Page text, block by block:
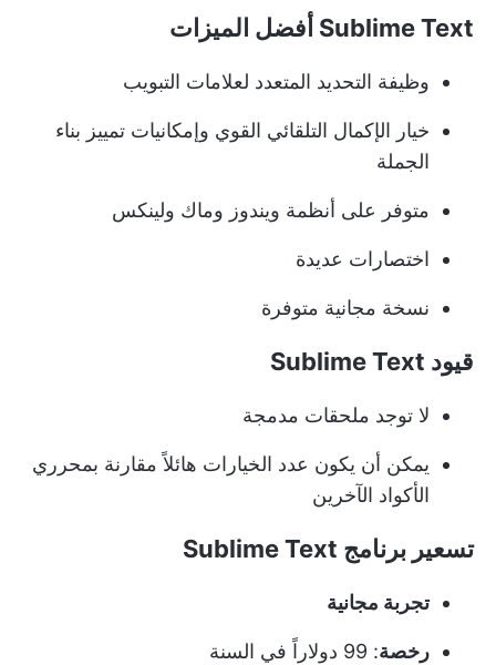
Sublime Text أفضل الميزات
وظيفة التحديد المتعدد لعلامات التبويب
خيار الإكمال التلقائي القوي وإمكانيات تمييز بناء
الجملة
متوفر على أنظمة ويندوز وماك ولينكس
اختصارات عديدة
نسخة مجانية متوفرة
قيود Sublime Text
لا توجد ملحقات مدمجة
يمكن أن يكون عدد الخيارات هائلاً مقارنة بمحرري
الأكواد الآخرين
تسعير برنامج Sublime Text
تجربة مجانية
رخصة: 99 دولاراً في السنة